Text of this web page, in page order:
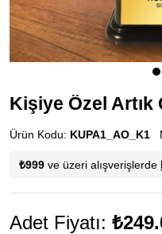
Kişiye Özel Artık
Ürün Kodu: KUPA1_AO_K1
₺999 ve üzeri alışverişlerde
Adet Fiyatı: